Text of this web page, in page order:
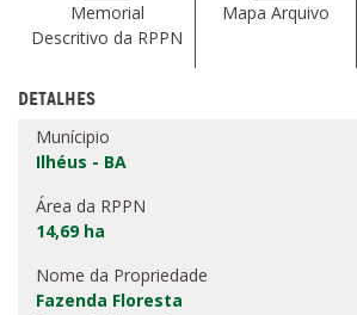
Memorial
Descritivo da RPPN
Mapa Arquivo
DETALHES
Munícipio
Ilhéus - BA
Área da RPPN
14,69 ha
Nome da Propriedade
Fazenda Floresta